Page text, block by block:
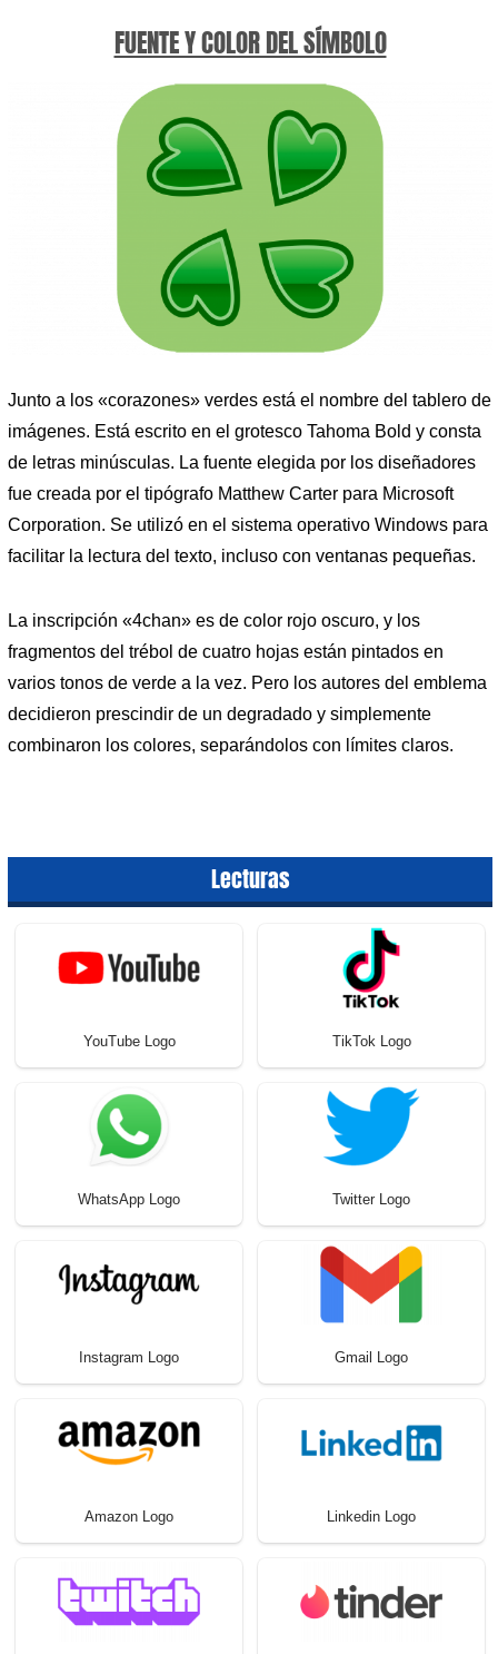
FUENTE Y COLOR DEL SÍMBOLO
Junto a los «corazones» verdes está el nombre del tablero de
imágenes. Está escrito en el grotesco Tahoma Bold y consta
de letras minúsculas. La fuente elegida por los diseñadores
fue creada por el tipógrafo Matthew Carter para Microsoft
Corporation. Se utilizó en el sistema operativo Windows para
facilitar la lectura del texto, incluso con ventanas pequeñas.
La inscripción «4chan» es de color rojo oscuro, y los
fragmentos del trébol de cuatro hojas están pintados en
varios tonos de verde a la vez. Pero los autores del emblema
decidieron prescindir de un degradado y simplemente
combinaron los colores, separándolos con límites claros.
Lecturas
YouTube Logo TikTok Logo
WhatsApp Logo Twitter Logo
Instagram Logo Gmail Logo
Amazon Logo Linkedin Logo